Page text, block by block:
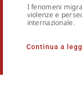
I fenomeni
violenze e
internazionale.
Continua a